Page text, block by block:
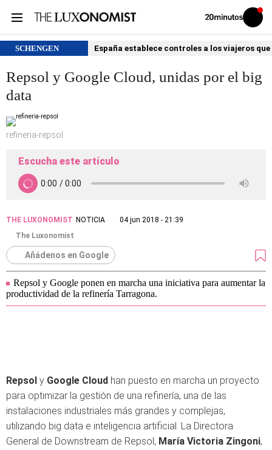
Volver
Iniciar
sesión
SCHENGEN España establece controles a los viajeros
Repsol y Google Cloud, unidas por el big
data
refineria-repsol
Escucha este artículo
THE LUXONOMIST NOTICIA
04 jun 2018 - 21:39
The Luxonomist
Añádenos en Google
Repsol y Google ponen en marcha una iniciativa para aumentar la
productividad de la refinería Tarragona.
Repsol y Google Cloud han puesto en marcha un proyecto
para optimizar la gestión de una refinería, una de las
instalaciones industriales más grandes y complejas,
utilizando big data e inteligencia artificial. La Directora
General de Downstream de Repsol, María Victoria Zingoni,